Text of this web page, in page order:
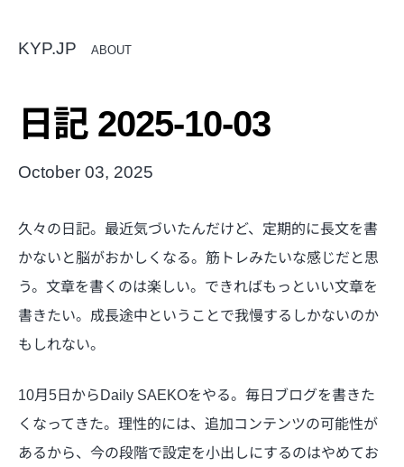
KYP.JP ABOUT
日記 2025-10-03
October 03, 2025
久々の日記。最近気づいたんだけど、定期的に長文を書
かないと脳がおかしくなる。筋トレみたいな感じだと思
う。文章を書くのは楽しい。できればもっといい文章を
書きたい。成長途中ということで我慢するしかないのか
もしれない。
10月5日からDaily SAEKOをやる。毎日ブログを書きた
くなってきた。理性的には、追加コンテンツの可能性が
あるから、今の段階で設定を小出しにするのはやめてお